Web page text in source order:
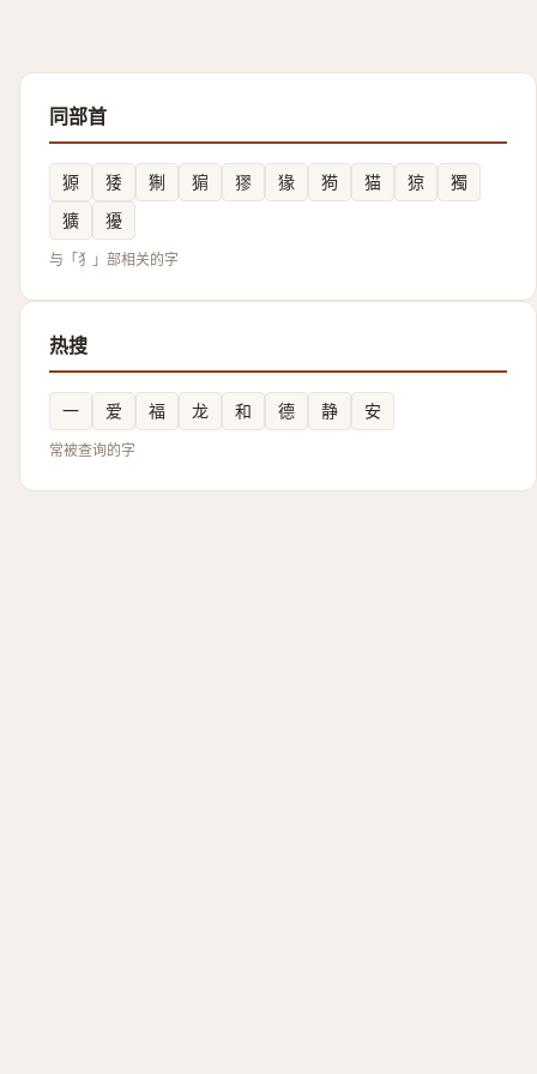
同部首
獂 㹻 猘 猏 㺒 猭 㺃 猫 猄
獨
獷
獶
与「犭」部相关的字
热搜
一 爱 福 龙 和 德 静 安
常被查询的字